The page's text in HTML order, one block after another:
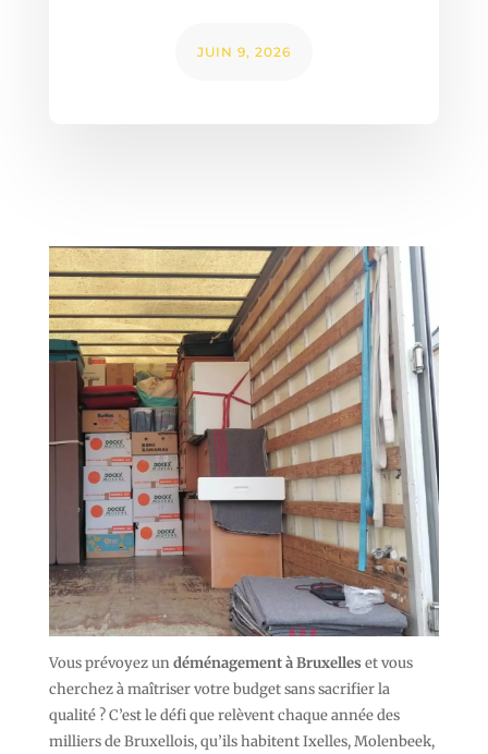
JUIN 9, 2026
Vous prévoyez undéménagement à Bruxelles et vous
cherchez à maîtriser votre budget sans sacrifier la
qualité ? C’est le défi que relèvent chaque année des
milliers de Bruxellois, qu’ils habitent Ixelles, Molenbeek,